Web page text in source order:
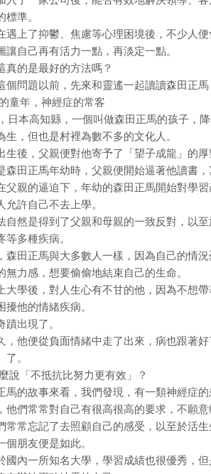
標準。
遇上了抑鬱、焦慮等心理困境後，不少人
讓自己再有活力一點，再淡定一點。
真的是最好的方法嗎？
個問題以前，先來和靈遙一起讀讀森田正
童年，神經症的常客
日本高知縣，一個叫做森田正馬的孩子，
生，但也是村裡為數不多的文化人。
生後，父親便對他寄予了「望子成龍」的
森田正馬年幼時，父親便開始逼著他讀書
父親的逼迫下，年幼的森田正馬開始對學
允許自己不去上學。
自然是得到了父親和母親的一致反對，以
等多種疾病。
森田正馬與大多數人一樣，因為自己的情
無力感，想要偷偷地結束自己的生命。
大學後，對人生心有不甘的他，因為不想
擾他的情緒疾病。
蹟出現了。
，他便從負面情緒中走了出來，病也跟著
了。
說「不抵抗比努力更有效」？
馬的故事來看，我們發現，有一類神經症
他們常常對自己有很高很高的要求，不願
常常忘記了去照顧自己的感受，以至於活生
個朋友便是如此。
國內一所知名大學，學習成績也很優秀，